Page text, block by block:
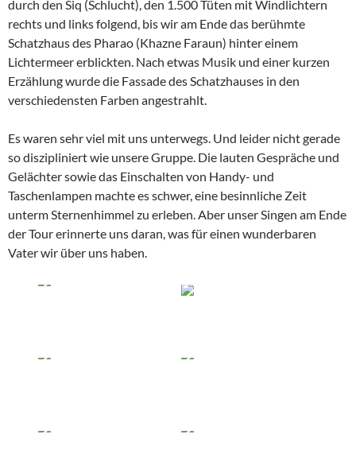
durch den Siq (Schlucht), den 1.500 Tüten mit Windlichtern
rechts und links folgend, bis wir am Ende das berühmte
Schatzhaus des Pharao (Khazne Faraun) hinter einem
Lichtermeer erblickten. Nach etwas Musik und einer kurzen
Erzählung wurde die Fassade des Schatzhauses in den
verschiedensten Farben angestrahlt.
Es waren sehr viel mit uns unterwegs. Und leider nicht gerade
so diszipliniert wie unsere Gruppe. Die lauten Gespräche und
Gelächter sowie das Einschalten von Handy- und
Taschenlampen machte es schwer, eine besinnliche Zeit
unterm Sternenhimmel zu erleben. Aber unser Singen am Ende
der Tour erinnerte uns daran, was für einen wunderbaren
Vater wir über uns haben.